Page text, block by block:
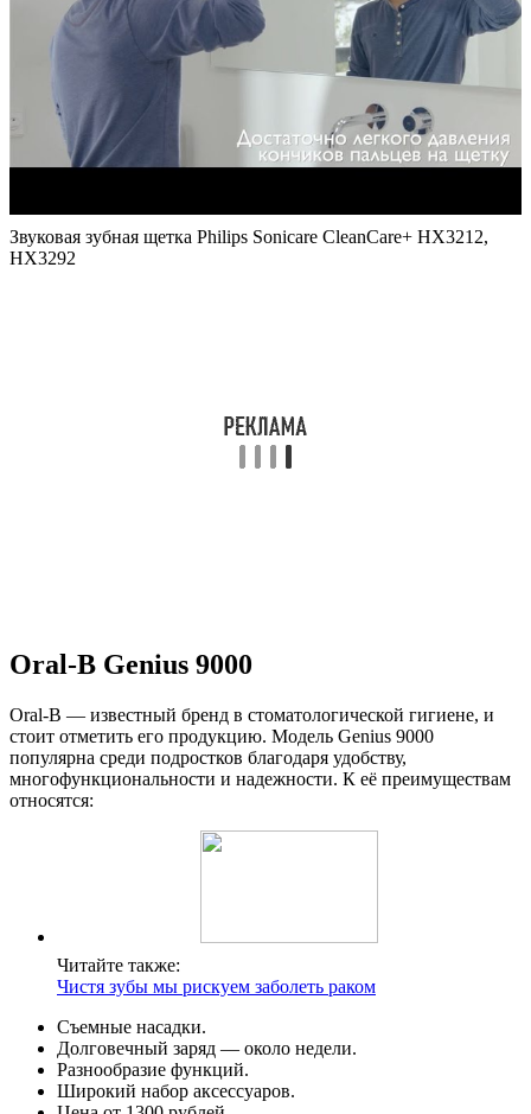
Звуковая зубная щетка Philips Sonicare CleanCare+ HX3212,
HX3292
Oral-B Genius 9000
Oral-B — известный бренд в стоматологической гигиене, и
стоит отметить его продукцию. Модель Genius 9000
популярна среди подростков благодаря удобству,
многофункциональности и надежности. К её преимуществам
относятся:
Читайте также:
Чистя зубы мы рискуем заболеть раком
Съемные насадки.
Долговечный заряд — около недели.
Разнообразие функций.
Широкий набор аксессуаров.